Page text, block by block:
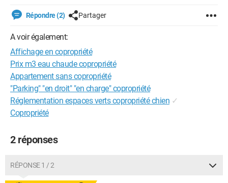
Répondre (2) Partager
A voir également:
Affichage en copropriété
Prix m3 eau chaude copropriété
Appartement sans copropriété
"Parking" "en droit" "en charge" copropriété
Réglementation espaces verts copropriété chien ✓
Copropriété
2 réponses
RÉPONSE 1 / 2